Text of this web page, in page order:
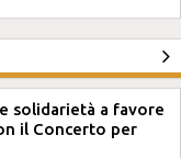
solidarietà a favore
il Concerto per